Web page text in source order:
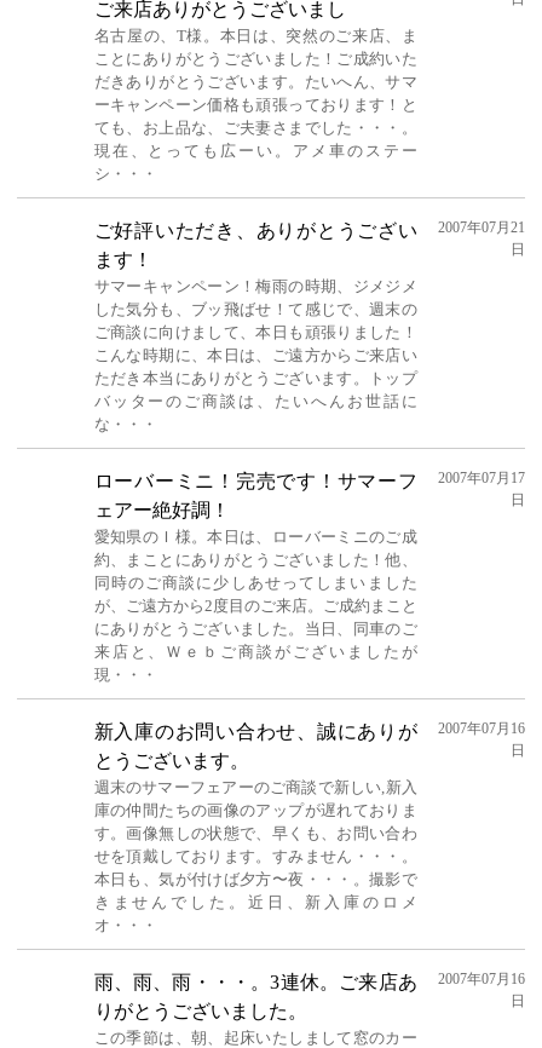
ご来店ありがとうございまし
名古屋の、T様。本日は、突然のご来店、ま
ことにありがとうございました！ご成約いた
だきありがとうございます。たいへん、サマ
ーキャンペーン価格も頑張っております！と
ても、お上品な、ご夫妻さまでした・・・。
現在、とっても広ーい。アメ車のステー
シ・・・
ご好評いただき、ありがとうござい
ます！
サマーキャンペーン！梅雨の時期、ジメジメ
した気分も、ブッ飛ばせ！て感じで、週末の
ご商談に向けまして、本日も頑張りました！
こんな時期に、本日は、ご遠方からご来店い
ただき本当にありがとうございます。トップ
バッターのご商談は、たいへんお世話に
な・・・
2007年07月21
日
ローバーミニ！完売です！サマーフ
ェアー絶好調！
愛知県のＩ様。本日は、ローバーミニのご成
約、まことにありがとうございました！他、
同時のご商談に少しあせってしまいました
が、ご遠方から2度目のご来店。ご成約まこと
にありがとうございました。当日、同車のご
来店と、Ｗｅｂご商談がございましたが
現・・・
2007年07月17
日
新入庫のお問い合わせ、誠にありが
とうございます。
週末のサマーフェアーのご商談で新しい,新入
庫の仲間たちの画像のアップが遅れておりま
す。画像無しの状態で、早くも、お問い合わ
せを頂戴しております。すみません・・・。
本日も、気が付けば夕方〜夜・・・。撮影で
きませんでした。近日、新入庫のロメ
オ・・・
2007年07月16
日
雨、雨、雨・・・。3連休。ご来店あ
りがとうございました。
この季節は、朝、起床いたしまして窓のカー
2007年07月16
日